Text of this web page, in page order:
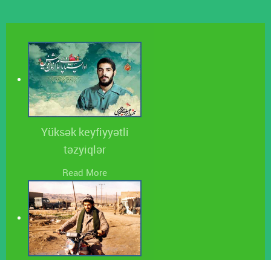
Yüksək keyfiyyətli
təzyiqlər
Read More